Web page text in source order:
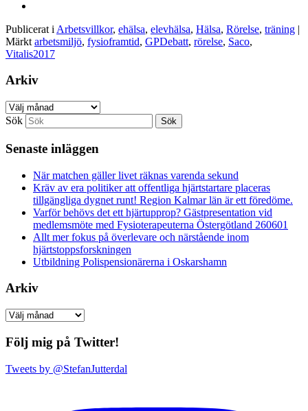
Publicerat i Arbetsvillkor, ehälsa, elevhälsa, Hälsa, Rörelse, träning |
Märkt arbetsmiljö, fysioframtid, GPDebatt, rörelse, Saco,
Vitalis2017
Arkiv
Arkiv
Sök
Senaste inläggen
När matchen gäller livet räknas varenda sekund
Kräv av era politiker att offentliga hjärtstartare placeras
tillgängliga dygnet runt! Region Kalmar län är ett föredöme.
Varför behövs det ett hjärtupprop? Gästpresentation vid
medlemsmöte med Fysioterapeuterna Östergötland 260601
Allt mer fokus på överlevare och närstående inom
hjärtstoppsforskningen
Utbildning Polispensionärerna i Oskarshamn
Arkiv
Arkiv
Följ mig på Twitter!
Tweets by @StefanJutterdal